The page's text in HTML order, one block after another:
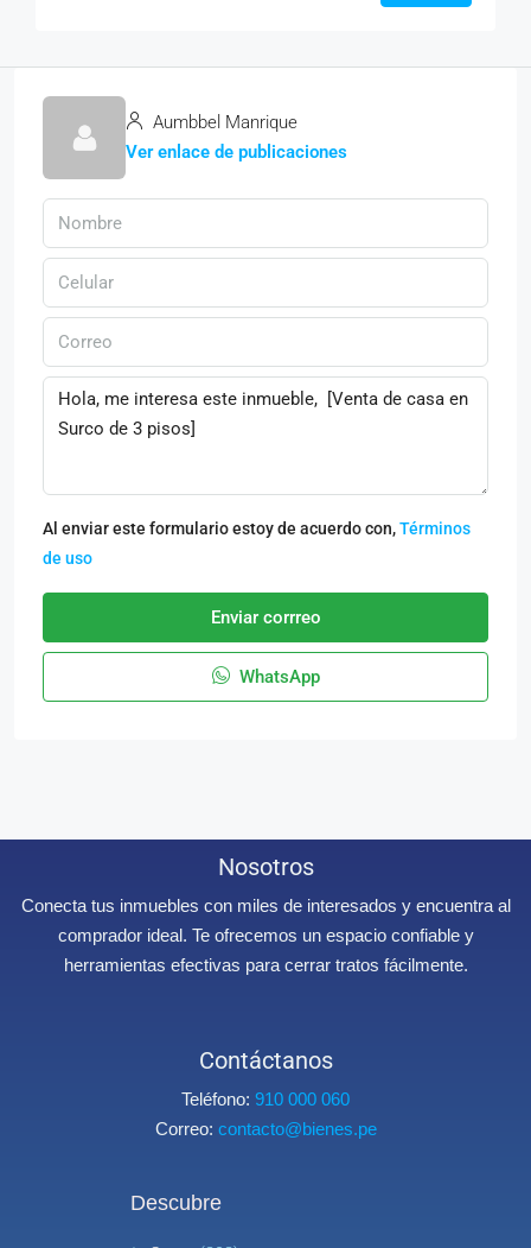
Aumbbel Manrique
Ver enlace de publicaciones
Al enviar este formulario estoy de acuerdo con,Términos
de uso
Enviar corrreo
WhatsApp
Nosotros
Conecta tus inmuebles con miles de interesados y encuentra al
comprador ideal. Te ofrecemos un espacio confiable y
herramientas efectivas para cerrar tratos fácilmente.
Contáctanos
Teléfono: 910 000 060
Correo: contacto@bienes.pe
Descubre